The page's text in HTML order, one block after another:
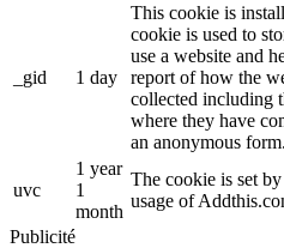
_gid 1 day
This cookie is
cookie is used to
use a website and
report of how the
collected including
where they have
an anonymous form.
uvc
1 year
1
month
The cookie is set
usage of
Publicité